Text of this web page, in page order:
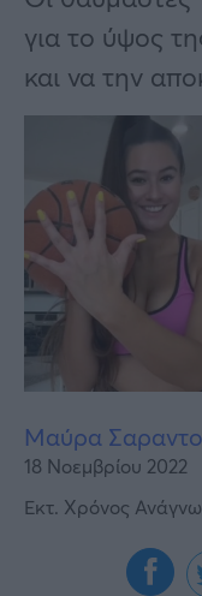
Αθλητικά
Υγεία
Γυναίκα
Καιρός
για το ύψος
και να την
Μαύρα
18 Νοεμβρίου 2022
Εκτ. Χρόνος